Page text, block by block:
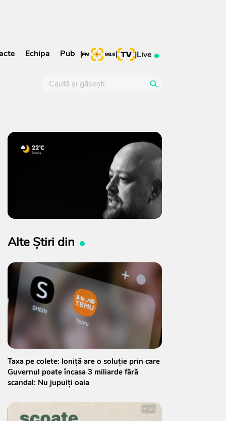
Echipa Pub | | |Live
Alte Știri din
Taxa pe colete: Ioniță are o soluție prin care
Guvernul poate încasa 3 miliarde fără
scandal: Nu jupuiți oaia